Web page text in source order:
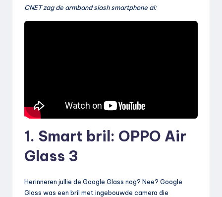
CNET zag de armband slash smartphone al:
1. Smart bril: OPPO Air
Glass 3
Herinneren jullie de Google Glass nog? Nee? Google
Glass was een bril met ingebouwde camera die